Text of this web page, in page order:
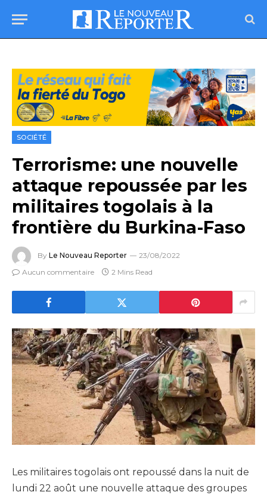
SOCIÉTÉ
Terrorisme: une nouvelle
attaque repoussée par les
militaires togolais à la
frontière du Burkina-Faso
By Le Nouveau Reporter
23/08/2022
Aucun commentaire
2 Mins Read
Les militaires togolais ont repoussé dans la nuit de
lundi 22 août une nouvelle attaque des groupes